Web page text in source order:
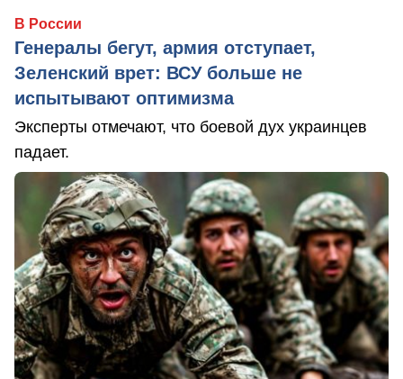
В России
Генералы бегут, армия отступает,
Зеленский врет: ВСУ больше не
испытывают оптимизма
Эксперты отмечают, что боевой дух украинцев
падает.